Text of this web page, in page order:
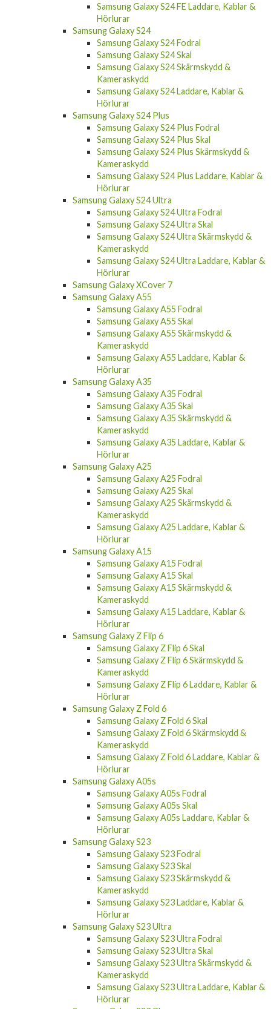
Samsung Galaxy S24 FE Laddare, Kablar &
Hörlurar
Samsung Galaxy S24
Samsung Galaxy S24 Fodral
Samsung Galaxy S24 Skal
Samsung Galaxy S24 Skärmskydd &
Kameraskydd
Samsung Galaxy S24 Laddare, Kablar &
Hörlurar
Samsung Galaxy S24 Plus
Samsung Galaxy S24 Plus Fodral
Samsung Galaxy S24 Plus Skal
Samsung Galaxy S24 Plus Skärmskydd &
Kameraskydd
Samsung Galaxy S24 Plus Laddare, Kablar &
Hörlurar
Samsung Galaxy S24 Ultra
Samsung Galaxy S24 Ultra Fodral
Samsung Galaxy S24 Ultra Skal
Samsung Galaxy S24 Ultra Skärmskydd &
Kameraskydd
Samsung Galaxy S24 Ultra Laddare, Kablar &
Hörlurar
Samsung Galaxy XCover 7
Samsung Galaxy A55
Samsung Galaxy A55 Fodral
Samsung Galaxy A55 Skal
Samsung Galaxy A55 Skärmskydd &
Kameraskydd
Samsung Galaxy A55 Laddare, Kablar &
Hörlurar
Samsung Galaxy A35
Samsung Galaxy A35 Fodral
Samsung Galaxy A35 Skal
Samsung Galaxy A35 Skärmskydd &
Kameraskydd
Samsung Galaxy A35 Laddare, Kablar &
Hörlurar
Samsung Galaxy A25
Samsung Galaxy A25 Fodral
Samsung Galaxy A25 Skal
Samsung Galaxy A25 Skärmskydd &
Kameraskydd
Samsung Galaxy A25 Laddare, Kablar &
Hörlurar
Samsung Galaxy A15
Samsung Galaxy A15 Fodral
Samsung Galaxy A15 Skal
Samsung Galaxy A15 Skärmskydd &
Kameraskydd
Samsung Galaxy A15 Laddare, Kablar &
Hörlurar
Samsung Galaxy Z Flip 6
Samsung Galaxy Z Flip 6 Skal
Samsung Galaxy Z Flip 6 Skärmskydd &
Kameraskydd
Samsung Galaxy Z Flip 6 Laddare, Kablar &
Hörlurar
Samsung Galaxy Z Fold 6
Samsung Galaxy Z Fold 6 Skal
Samsung Galaxy Z Fold 6 Skärmskydd &
Kameraskydd
Samsung Galaxy Z Fold 6 Laddare, Kablar &
Hörlurar
Samsung Galaxy A05s
Samsung Galaxy A05s Fodral
Samsung Galaxy A05s Skal
Samsung Galaxy A05s Laddare, Kablar &
Hörlurar
Samsung Galaxy S23
Samsung Galaxy S23 Fodral
Samsung Galaxy S23 Skal
Samsung Galaxy S23 Skärmskydd &
Kameraskydd
Samsung Galaxy S23 Laddare, Kablar &
Hörlurar
Samsung Galaxy S23 Ultra
Samsung Galaxy S23 Ultra Fodral
Samsung Galaxy S23 Ultra Skal
Samsung Galaxy S23 Ultra Skärmskydd &
Kameraskydd
Samsung Galaxy S23 Ultra Laddare, Kablar &
Hörlurar